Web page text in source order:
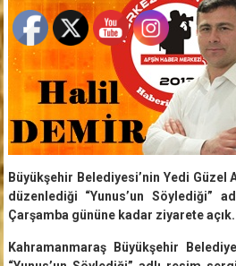
Büyükşehir Belediyesi’nin Yedi Güzel
düzenlediği “Yunus’un Söylediği”
Çarşamba gününe kadar ziyarete açık.
Kahramanmaraş Büyükşehir